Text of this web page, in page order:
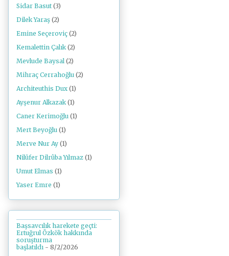
Sidar Basut (3)
Dilek Yaraş (2)
Emine Seçeroviç (2)
Kemalettin Çalık (2)
Mevlude Baysal (2)
Mihraç Cerrahoğlu (2)
Architeuthis Dux (1)
Ayşenur Alkazak (1)
Caner Kerimoğlu (1)
Mert Beyoğlu (1)
Merve Nur Ay (1)
Nilüfer Dilrûba Yılmaz (1)
Umut Elmas (1)
Yaser Emre (1)
Başsavcılık harekete geçti:
Ertuğrul Özkök hakkında
soruşturma
başlatıldı - 8/2/2026